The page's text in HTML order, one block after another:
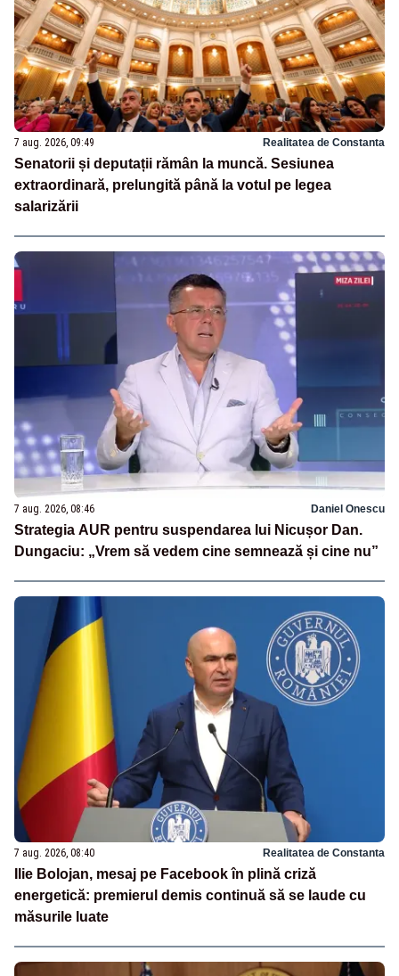
7 aug. 2026, 09:49 Realitatea de Constanta
Senatorii și deputații rămân la muncă. Sesiunea
extraordinară, prelungită până la votul pe legea
salarizării
7 aug. 2026, 08:46 Daniel Onescu
Strategia AUR pentru suspendarea lui Nicușor Dan.
Dungaciu: „Vrem să vedem cine semnează și cine nu”
7 aug. 2026, 08:40 Realitatea de Constanta
Ilie Bolojan, mesaj pe Facebook în plină criză
energetică: premierul demis continuă să se laude cu
măsurile luate